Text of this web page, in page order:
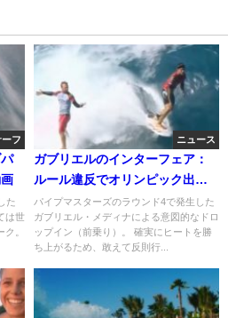
フ
た
は世
。
ニュース
ガブリエルのインターフェア：
ルール違反でオリンピック出場
権を失う可能性も
パイプマスターズのラウンド4で発生した
ガブリエル・メディナによる意図的なドロ
ップイン（前乗り）。 確実にヒートを勝
ち上がるため、敢えて反則行...